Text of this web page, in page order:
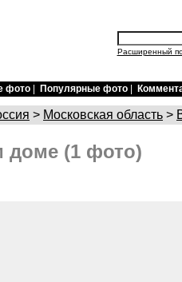
Расширенный
фото Популярные фото
> Московская область >
доме (1 фото)